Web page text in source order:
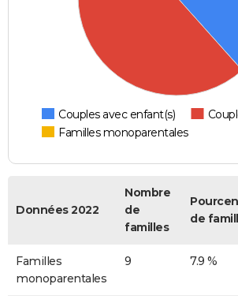
Couples avec enfant(s)
Familles monoparentales
Données 2022
Nombre
de
familles
de
Familles
monoparentales
9 7.9 %